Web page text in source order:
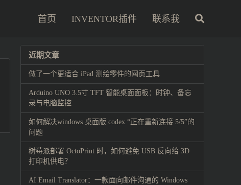
首页 INVENTOR插件 联系我
近期文章
做了一个更适合 iPad 测绘零件的网页工具
Arduino UNO 3.5寸 TFT 智能桌面面板：时钟、备忘
录与电脑监控
如何解决windows 桌面版 codex “正在重新连接 5/5”的
问题
树莓派部署 OctoPrint 时，如何避免 USB 反向给 3D
打印机供电？
AI Email Translator：一款面向邮件沟通的 Windows